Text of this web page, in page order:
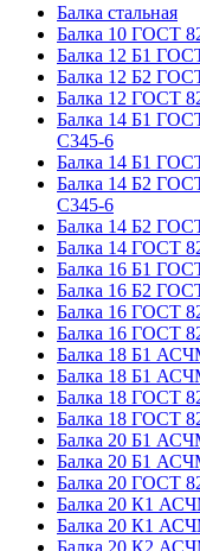
Балка стальная
Балка 10 ГОСТ
Балка 12 Б1
Балка 12 Б2
Балка 12 ГОСТ
Балка 14 Б1
С345-6
Балка 14 Б1
Балка 14 Б2
С345-6
Балка 14 Б2
Балка 14 ГОСТ
Балка 16 Б1
Балка 16 Б2
Балка 16 ГОСТ
Балка 16 ГОСТ
Балка 18 Б1
Балка 18 Б1
Балка 18 ГОСТ
Балка 18 ГОСТ
Балка 20 Б1
Балка 20 Б1
Балка 20 ГОСТ
Балка 20 К1
Балка 20 К1
Балка 20 К2